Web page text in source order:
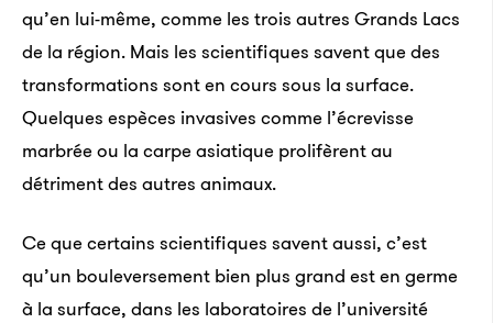
qu’en lui-même, comme les trois autres Grands Lacs
de la région. Mais les scientifiques savent que des
transformations sont en cours sous la surface.
Quelques espèces invasives comme l’écrevisse
marbrée ou la carpe asiatique prolifèrent au
détriment des autres animaux.
Ce que certains scientifiques savent aussi, c’est
qu’un bouleversement bien plus grand est en germe
à la surface, dans les laboratoires de l’université